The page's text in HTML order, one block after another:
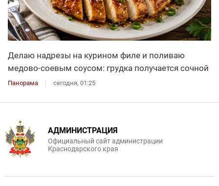
Делаю надрезы на курином филе и поливаю
медово-соевым соусом: грудка получается сочной
Панорама сегодня, 01:25
АДМИНИСТРАЦИЯ
Официальный сайт администрации
Краснодарского края